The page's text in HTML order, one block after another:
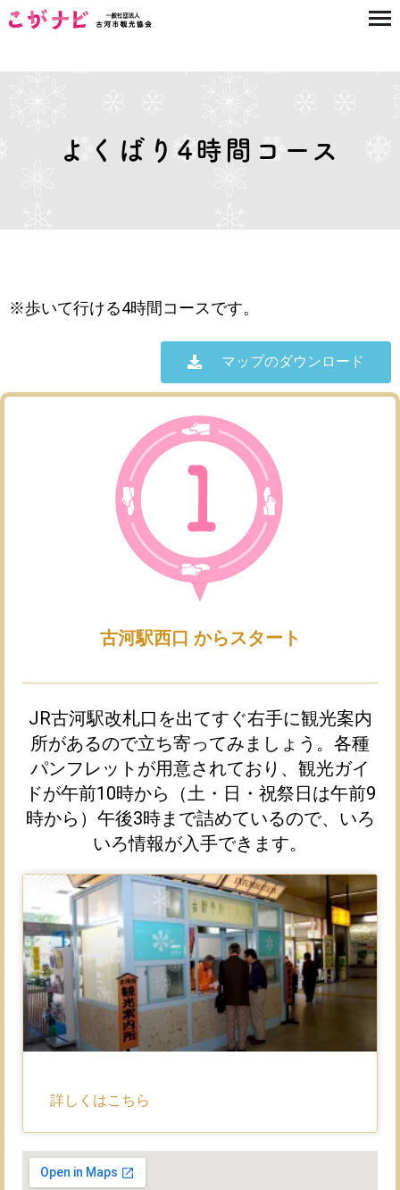
よくばり4時間コース
※歩いて行ける4時間コースです。
マップのダウンロード
古河駅西口 からスタート
JR古河駅改札口を出てすぐ右手に観光案内
所があるので立ち寄ってみましょう。各種
パンフレットが用意されており、観光ガイ
ドが午前10時から（土・日・祝祭日は午前9
時から）午後3時まで詰めているので、いろ
いろ情報が入手できます。
詳しくはこちら